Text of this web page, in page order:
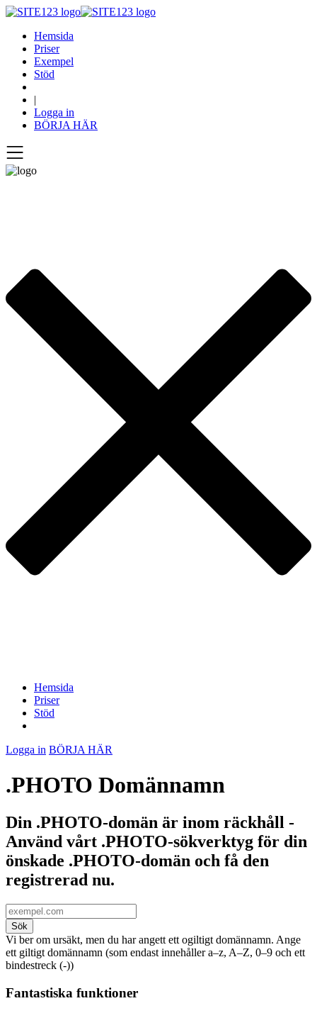
Hemsida
Priser
Exempel
Stöd
|
Logga in
BÖRJA HÄR
Hemsida
Priser
Stöd
Logga in BÖRJA HÄR
.PHOTO Domännamn
Din .PHOTO-domän är inom räckhåll -
Använd vårt .PHOTO-sökverktyg för din
önskade .PHOTO-domän och få den
registrerad nu.
Sök
Vi ber om ursäkt, men du har angett ett ogiltigt domännamn. Ange
ett giltigt domännamn (som endast innehåller a–z, A–Z, 0–9 och ett
bindestreck (-))
Fantastiska funktioner